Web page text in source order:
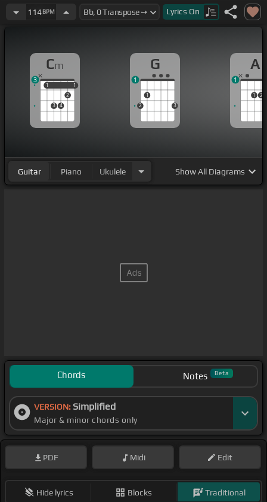
Ay, yo qué hago aquí pelando y tan lleno de
114BPM Lyrics On
Cm
1
3 4
2
1
1 1
3
G
2
1
3
1
A
1 2
1
Guitar Piano Ukulele ShowAll Diagrams
Chords Notes Beta
VERSION: Simplified
Major & minor chords only
PDF Midi Edit
Hide lyrics Blocks Traditional